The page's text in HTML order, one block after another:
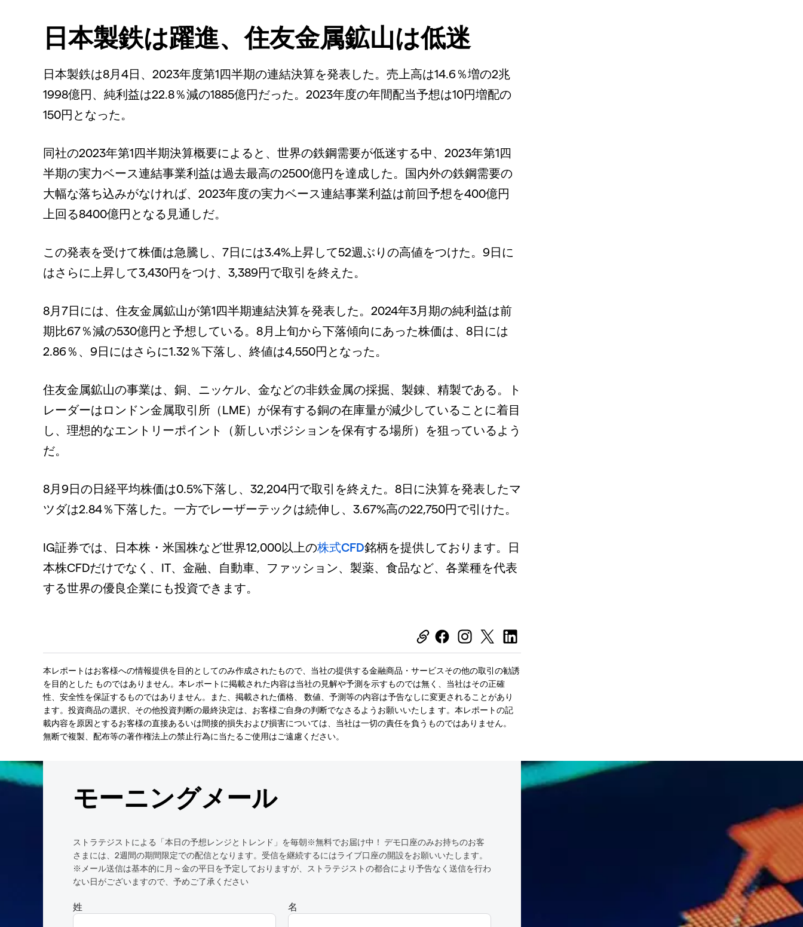
日本製鉄は躍進、住友金属鉱山は低迷
日本製鉄は8月4日、2023年度第1四半期の連結決算を発表した。売上高は14.6％増の2兆
1998億円、純利益は22.8％減の1885億円だった。2023年度の年間配当予想は10円増配の
150円となった。
同社の2023年第1四半期決算概要によると、世界の鉄鋼需要が低迷する中、2023年第1四
半期の実力ベース連結事業利益は過去最高の2500億円を達成した。国内外の鉄鋼需要の
大幅な落ち込みがなければ、2023年度の実力ベース連結事業利益は前回予想を400億円
上回る8400億円となる見通しだ。
この発表を受けて株価は急騰し、7日には3.4%上昇して52週ぶりの高値をつけた。9日に
はさらに上昇して3,430円をつけ、3,389円で取引を終えた。
8月7日には、住友金属鉱山が第1四半期連結決算を発表した。2024年3月期の純利益は前
期比67％減の530億円と予想している。8月上旬から下落傾向にあった株価は、8日には
2.86％、9日にはさらに1.32％下落し、終値は4,550円となった。
住友金属鉱山の事業は、銅、ニッケル、金などの非鉄金属の採掘、製錬、精製である。ト
レーダーはロンドン金属取引所（LME）が保有する銅の在庫量が減少していることに着目
し、理想的なエントリーポイント（新しいポジションを保有する場所）を狙っているよう
だ。
8月9日の日経平均株価は0.5%下落し、32,204円で取引を終えた。8日に決算を発表したマ
ツダは2.84％下落した。一方でレーザーテックは続伸し、3.67%高の22,750円で引けた。
IG証券では、日本株・米国株など世界12,000以上の株式CFD銘柄を提供しております。日
本株CFDだけでなく、IT、金融、自動車、ファッション、製薬、食品など、各業種を代表
する世界の優良企業にも投資できます。
本レポートはお客様への情報提供を目的としてのみ作成されたもので、当社の提供する金融商品・サービスその他の取引の勧誘
を目的とした ものではありません。本レポートに掲載された内容は当社の見解や予測を示すものでは無く、当社はその正確
性、安全性を保証するものではありません。また、掲載された価格、 数値、予測等の内容は予告なしに変更されることがあり
ます。投資商品の選択、その他投資判断の最終決定は、お客様ご自身の判断でなさるようお願いいたしま す。本レポートの記
載内容を原因とするお客様の直接あるいは間接的損失および損害については、当社は一切の責任を負うものではありません。
無断で複製、配布等の著作権法上の禁止行為に当たるご使用はご遠慮ください。
モーニングメール
ストラテジストによる「本日の予想レンジとトレンド」を毎朝※無料でお届け中！ デモ口座のみお持ちのお客
さまには、2週間の期間限定での配信となります。受信を継続するにはライブ口座の開設をお願いいたします。
※メール送信は基本的に月～金の平日を予定しておりますが、ストラテジストの都合により予告なく送信を行わ
ない日がございますので、予めご了承ください
姓 名